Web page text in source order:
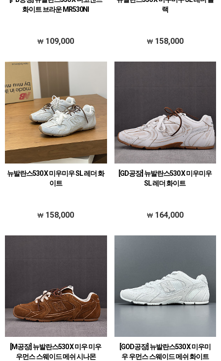
화이트 브라운 MR530NI
109,000
랙
158,000
뉴발란스530 X 미우미우 SL 레더 화
이트
158,000
[GD공장] 뉴발란스530 X 미우미우
SL 레더 화이트
164,000
[M공장] 뉴발란스530 X 미우 미우
우먼스 스웨이드 메쉬 시나몬
[GOD공장] 뉴발란스530 X 미우미
우 우먼스 스웨이드 메쉬 화이트